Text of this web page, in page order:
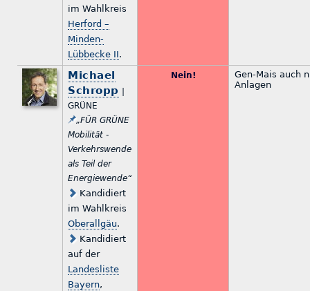
im Wahlkreis
Herford –
Minden-
Lübbecke II.
Michael
Schropp
GRÜNE
„FÜR GRÜNE
Mobilität -
Verkehrswende
als Teil der
Energiewende“
Kandidiert
im Wahlkreis
Oberallgäu.
Kandidiert
auf der
Landesliste
Bayern,
Nein!
Gen-Mais auch
Anlagen